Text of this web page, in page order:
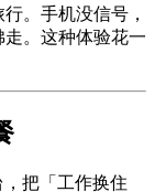
。手机没信号，
。这种体验花一
，把「工作换住